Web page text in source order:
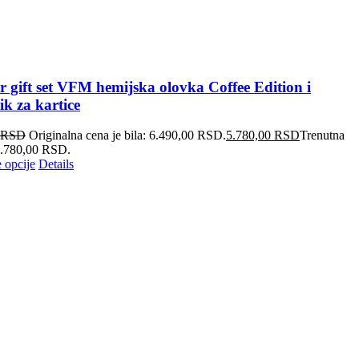
gift set VFM hemijska olovka Coffee Edition i
za kartice
RSD Originalna cena je bila: 6.490,00 RSD.5.780,00 RSDTrenutna
RSD.
opcije Details